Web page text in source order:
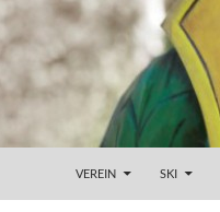
VEREIN SKI